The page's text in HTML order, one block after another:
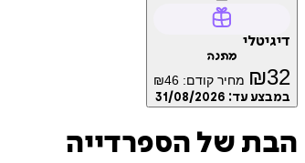
דיגיטלי
מתנה
₪32 מחיר קודם: ₪46
במבצע עד: 31/08/2026
הבת של הספרדייה